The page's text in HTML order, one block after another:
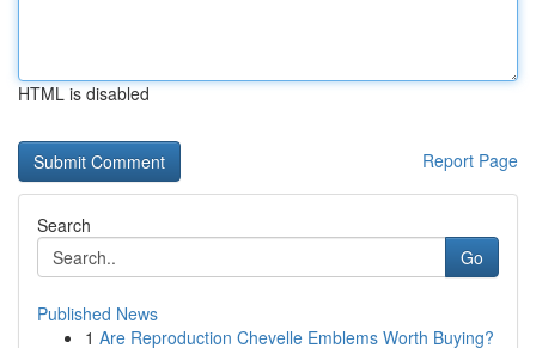
HTML is disabled
Report Page
Search
Go
Published News
1 Are Reproduction Chevelle Emblems Worth Buying?